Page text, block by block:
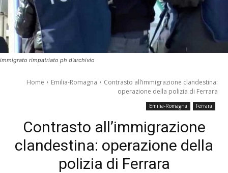
immigrato rimpatriato ph d'archivio
Home Emilia-Romagna
Contrasto all’immigrazione clandestina:
operazione della polizia di Ferrara
Emilia-Romagna Ferrara
Contrasto all’immigrazione
clandestina: operazione della
polizia di Ferrara